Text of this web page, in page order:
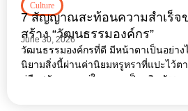
Culture
7 สัญญาณสะท้อนความสำเร็จ
สร้าง “วัฒนธรรมองค์กร”
June 30, 2026
วัฒนธรรมองค์กรที่ดี มีหน้าตาเป็นอย่าง
นิยามสิ่งนี้ผ่านค่านิยมหรูหราที่แปะไว้ต
คู่มือพนักงาน แต่ในความเป็นจริง วัฒน